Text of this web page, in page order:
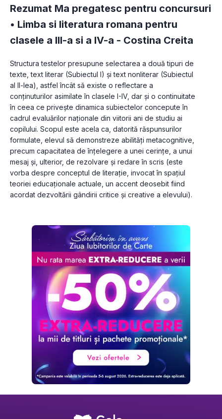
Rezumat Ma pregatesc pentru concursuri
• Limba si literatura romana pentru
clasele a III-a si a IV-a - Costina Creita
Structura testelor presupune selectarea a două tipuri de
texte, text literar (Subiectul I) și text nonliterar (Subiectul
al II-lea), astfel încât să existe o reflectare a
conținuturilor asimilate în clasele I-IV, dar și o continuitate
în ceea ce privește dinamica subiectelor concepute în
cadrul evaluărilor naționale din viitorii ani de studiu ai
copilului. Scopul este acela ca, datorită răspunsurilor
formulate, elevul să demonstreze abilități metacognitive,
precum capacitatea de înțelegere a unei cerințe, a unui
mesaj și, ulterior, de rezolvare și redare în scris (este
vorba despre conceptul de literație, invocat în spaţiul
teoriei educaționale actuale, un accent deosebit fiind
acordat dezvoltării gândirii critice și creative a elevului).